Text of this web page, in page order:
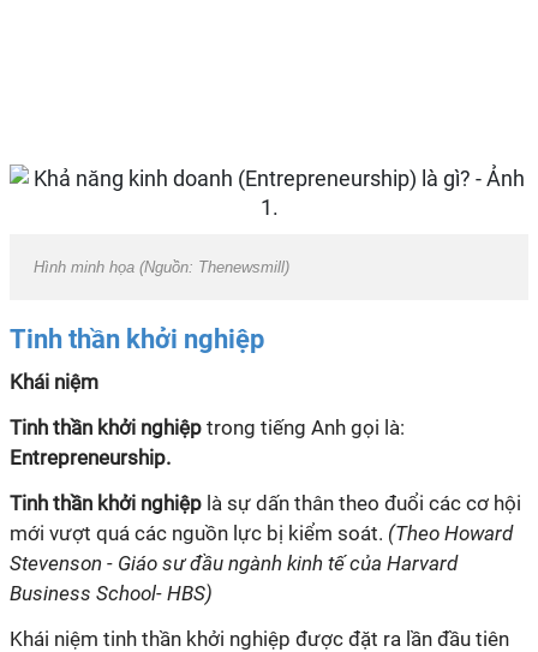
Hình minh họa (Nguồn: Thenewsmill)
Tinh thần khởi nghiệp
Khái niệm
Tinh thần khởi nghiệp trong tiếng Anh gọi là:
Entrepreneurship.
Tinh thần khởi nghiệp là sự dấn thân theo đuổi các cơ hội
mới vượt quá các nguồn lực bị kiểm soát. (Theo Howard
Stevenson - Giáo sư đầu ngành kinh tế của Harvard
Business School- HBS)
Khái niệm tinh thần khởi nghiệp được đặt ra lần đầu tiên